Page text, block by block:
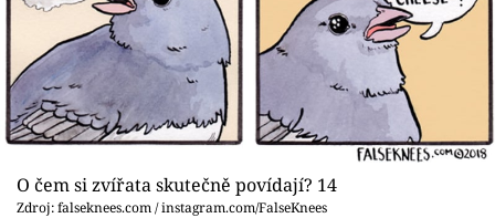
O čem si zvířata skutečně povídají? 14
Zdroj: falseknees.com / instagram.com/FalseKnees